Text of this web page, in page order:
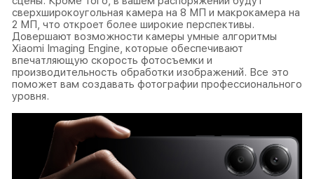
сверхширокоугольная камера на 8 МП и макрокамера на
2 МП, что откроет более широкие перспективы.
Довершают возможности камеры умные алгоритмы
Xiaomi Imaging Engine, которые обеспечивают
впечатляющую скорость фотосъемки и
производительность обработки изображений. Все это
поможет вам создавать фотографии профессионального
уровня.